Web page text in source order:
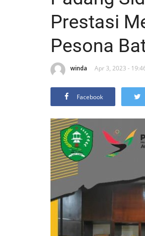
Prestasi
Pesona
winda Apr 3, 2023 -
Facebook